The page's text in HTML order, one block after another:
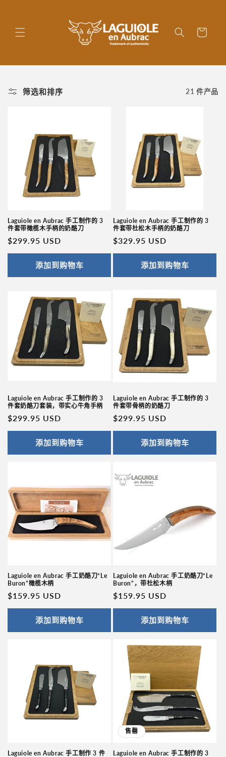
物
筛选和排序 21 件产品
Laguiole en Aubrac 手工制作的 3
件套带橄榄木手柄的奶酪刀
常
规
格
$299.95 USD
添加到购物车
Laguiole en Aubrac 手工制作的 3
件套带杜松木手柄的奶酪刀
常
规
格
$329.95 USD
添加到购物车
Laguiole en Aubrac 手工制作的 3
件套奶酪刀套装，带实心牛角手柄
常
规
格
$299.95 USD
添加到购物车
Laguiole en Aubrac 手工制作的 3
件套带骨柄的奶酪刀
常
规
格
$299.95 USD
添加到购物车
Laguiole en Aubrac 手工奶酪刀“Le
Buron”橄榄木柄
常
规
格
$159.95 USD
添加到购物车
Laguiole en Aubrac 手工奶酪刀“Le
Buron”，带杜松木柄
常
规
格
$159.95 USD
添加到购物车
Laguiole en Aubrac 手工制作 3 件
售罄
Laguiole en Aubrac 手工制作的 3